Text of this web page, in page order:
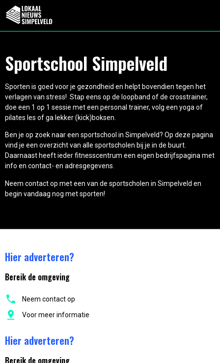
Sportschool Simpelveld
Sporten is goed voor je gezondheid en helpt bovendien tegen het
verlagen van stress! Stap eens op de loopband of de crosstrainer,
doe een 1 op 1 sessie met een personal trainer, volg een yoga of
pilates les of ga lekker (kick)boksen.
Ben je op zoek naar een sportschool in Simpelveld? Op deze pagina
vind je een overzicht van alle sportscholen bij je in de buurt.
Daarnaast heeft ieder fitnesscentrum een eigen bedrijfspagina met
info en contact- en adresgegevens.
Neem contact op met een van de sportscholen in Simpelveld en
begin vandaag nog met sporten!
Hier adverteren?
Bereik de omgeving
Neem contact op
Voor meer informatie
Hier adverteren?
Bereik de omgeving